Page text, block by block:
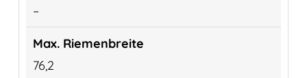
–
76,2